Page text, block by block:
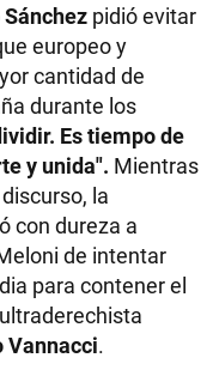
pidió evitar
europeo y
cantidad de
durante los
Es tiempo de
y unida". Mientras
la
con dureza a
de intentar
para contener el
Vannacci.